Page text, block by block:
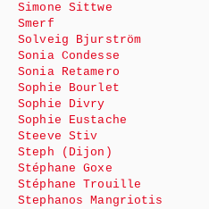
Simone Sittwe
Smerf
Solveig Bjurström
Sonia Condesse
Sonia Retamero
Sophie Bourlet
Sophie Divry
Sophie Eustache
Steeve Stiv
Steph (Dijon)
Stéphane Goxe
Stéphane Trouille
Stephanos Mangriotis